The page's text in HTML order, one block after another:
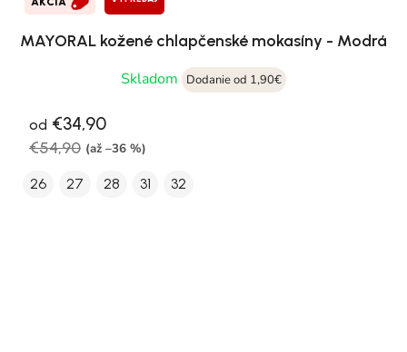
MAYORAL kožené chlapčenské mokasíny - Modrá
Skladom
Dodanie od 1,90€
od €34,90
€54,90 (až –36 %)
26 27 28 31 32